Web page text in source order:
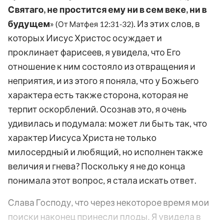
Святаго, не простится ему ни в сем веке, ни в
будущем» (От Матфея 12:31-32). Из этих слов, в
которых Иисус Христос осуждает и
проклинает фарисеев, я увидела, что Его
отношение к ним состояло из отвращения и
неприятия, и из этого я поняла, что у Божьего
характера есть также сторона, которая не
терпит оскорблений. Осознав это, я очень
удивилась и подумала: может ли быть так, что
характер Иисуса Христа не только
милосердный и любящий, но исполнен также
величия и гнева? Поскольку я не до конца
понимала этот вопрос, я стала искать ответ.
Слава Господу, что через некоторое время мои
поиски наконец принесли плоды. Я увидела в